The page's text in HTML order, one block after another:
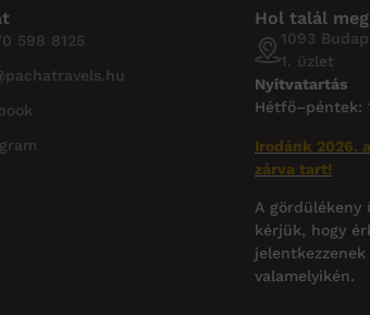
598 8125
Hol talál
1093
1. üzlet
Nyitvatartás
Hétfő–péntek:
Irodánk 2026.
zárva tart!
A gördülékeny
kérjük, hogy
valamelyikén.